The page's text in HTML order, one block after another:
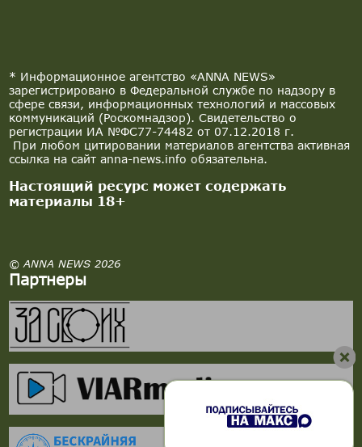
* Информационное агентство «ANNA NEWS»
зарегистрировано в Федеральной службе по надзору в
сфере связи, информационных технологий и массовых
коммуникаций (Роскомнадзор). Свидетельство о
регистрации ИА №ФС77-74482 от 07.12.2018 г.
При любом цитировании материалов агентства активная
ссылка на сайт anna-news.info обязательна.
Настоящий ресурс может содержать
материалы 18+
© ANNA NEWS 2026
Партнеры